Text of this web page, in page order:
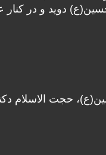
دوید و در کنار
حجت الاسلام